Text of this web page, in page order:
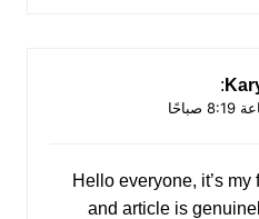
:
Hello everyone, it’s
and article is